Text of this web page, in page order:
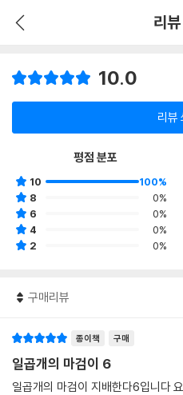
리
10.0
리뷰
평점 분포
10
100%
8
0%
6
0%
4
0%
2
0%
구매리뷰
종이책 구매
일곱개의 마검이 6
일곱개의 마검이 지배한다6입니다